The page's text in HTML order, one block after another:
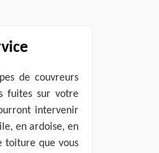
de couvreurs
fuites sur votre
intervenir
en ardoise, en
toiture que vous